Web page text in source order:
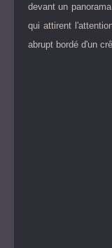
devant un
qui attirent
abrupt bordé d'un